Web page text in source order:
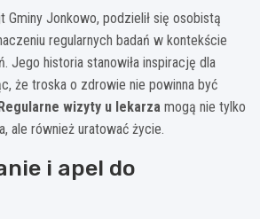
Jonkowo, podzielił się osobistą
regularnych badań w kontekście
Jego historia stanowiła inspirację dla
że troska o zdrowie nie powinna być
wizyty u lekarza mogą nie tylko
ale również uratować życie.
i apel do